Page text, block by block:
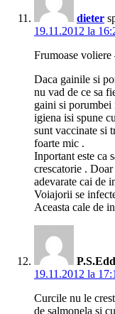
dieter
19.11.2012 la
Frumoase voliere
Daca gainile si
nu vad de ce sa
gaini si porumbei
igiena isi spune
sunt vaccinate si
foarte mic .
Inportant este ca
crescatorie .
adevarate cai de
Voiajorii se
Aceasta cale de
19.11.2012 la
Curcile nu le
de salmonela si